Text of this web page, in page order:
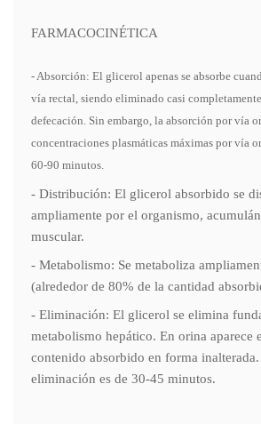
FARMACOCINÉTICA
- Absorción: El glicerol apenas se absorbe
vía rectal, siendo eliminado casi
defecación. Sin embargo, la absorción por vía
concentraciones plasmáticas máximas por vía
60-90 minutos.
- Distribución: El glicerol absorbido se
ampliamente por el organismo,
muscular.
- Metabolismo: Se metaboliza
(alrededor de 80% de la cantidad
- Eliminación: El glicerol se elimina
metabolismo hepático. En orina aparece
contenido absorbido en forma
eliminación es de 30-45 minutos.